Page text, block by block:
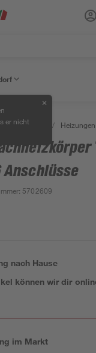
er nicht
✕
/ Heizen / Heizungen
Anschlüsse
: 5702609
nach Hause
können wir dir
im Markt